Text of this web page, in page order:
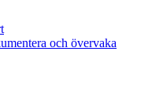
och övervaka